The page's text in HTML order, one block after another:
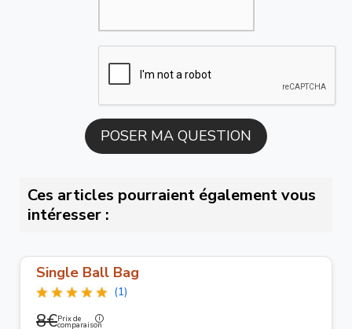
Ces articles pourraient également vous
intéresser :
Single Ball Bag
(1)
8€Prix de
comparaison